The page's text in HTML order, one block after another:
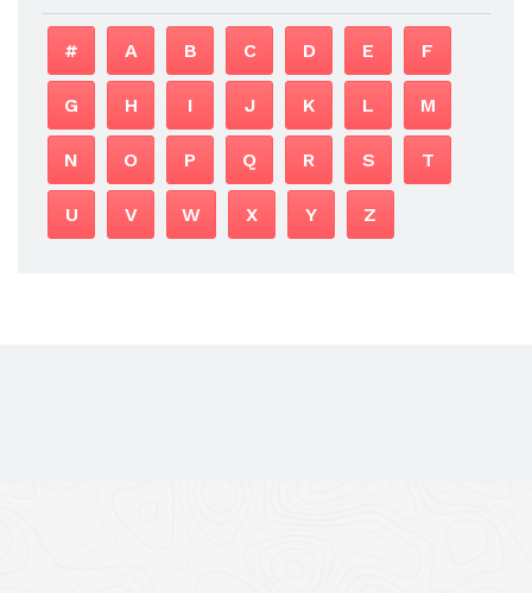
# A B C D E F
G H I J K L M
N O P Q R S T
U V W X Y Z